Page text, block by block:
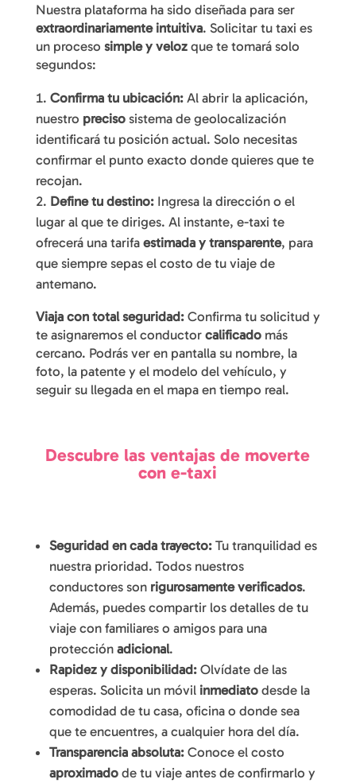
Nuestra plataforma ha sido diseñada para ser
extraordinariamente intuitiva. Solicitar tu taxi es
un proceso simple y velozque te tomará solo
segundos:
Confirma tu ubicación:Al abrir la aplicación,
nuestro precisosistema de geolocalización
identificará tu posición actual. Solo necesitas
confirmar el punto exacto donde quieres que te
recojan.
Define tu destino:Ingresa la dirección o el
lugar al que te diriges. Al instante, e-taxi te
ofrecerá una tarifa estimada y transparente, para
que siempre sepas el costo de tu viaje de
antemano.
Viaja con total seguridad:Confirma tu solicitud y
te asignaremos el conductor calificadomás
cercano. Podrás ver en pantalla su nombre, la
foto, la patente y el modelo del vehículo, y
seguir su llegada en el mapa en tiempo real.
Descubre las ventajas de moverte
con e-taxi
Seguridad en cada trayecto:Tu tranquilidad es
nuestra prioridad. Todos nuestros
conductores son rigurosamente verificados.
Además, puedes compartir los detalles de tu
viaje con familiares o amigos para una
protección adicional.
Rapidez y disponibilidad:Olvídate de las
esperas. Solicita un móvil inmediatodesde la
comodidad de tu casa, oficina o donde sea
que te encuentres, a cualquier hora del día.
Transparencia absoluta:Conoce el costo
aproximadode tu viaje antes de confirmarlo y